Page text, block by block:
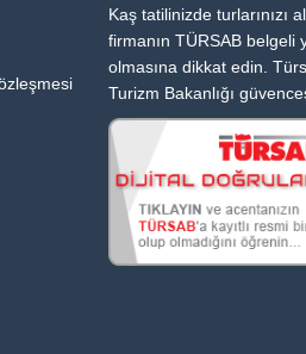
Kaş tatilinizde turlarınızı
firmanın TÜRSAB belgeli
olmasına dikkat edin.
Turizm Bakanlığı